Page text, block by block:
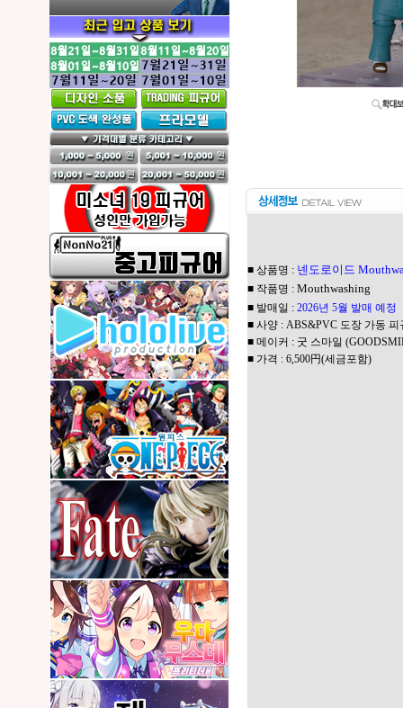
■ 상품명 : 넨도로이드
■ 작품명 : Mouthwashing
■ 발매일 : 2026년 5월 발매 예
■ 사양 : ABS&PVC 도장 가동 피
■ 메이커 : 굿 스마일
■ 가격 : 6,500円(세금포함)